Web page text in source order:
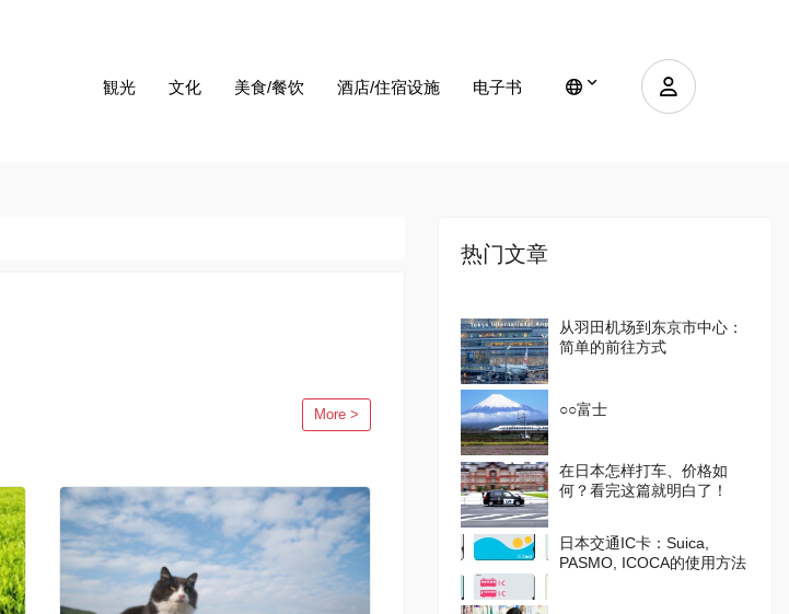
観光 文化 美食/餐饮 酒店/住宿设施 电子书
More >
热门文章
从羽田机场到东京市中心：
简单的前往方式
○○富士
在日本怎样打车、价格如
何？看完这篇就明白了！
日本交通IC卡：Suica,
PASMO, ICOCA的使用方法